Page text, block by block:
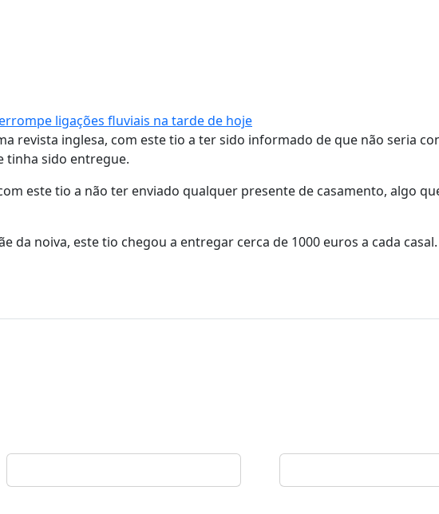
ligações fluviais na tarde de hoje
revista inglesa, com este tio a ter sido informado de que não seria
tinha sido entregue.
este tio a não ter enviado qualquer presente de casamento, algo
da noiva, este tio chegou a entregar cerca de 1000 euros a cada